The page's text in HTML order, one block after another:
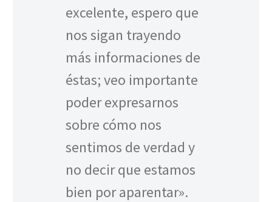
excelente, espero que
nos sigan trayendo
más informaciones de
éstas; veo importante
poder expresarnos
sobre cómo nos
sentimos de verdad y
no decir que estamos
bien por aparentar».